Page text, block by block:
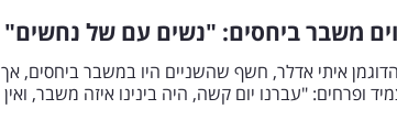
משבר ביחסים: "נשים עם של נחשים"
איתי אדלר, חשף שהשניים היו במשבר ביחסים, אך
ופרחים: "עברנו יום קשה, היה בינינו איזה משבר, ואין